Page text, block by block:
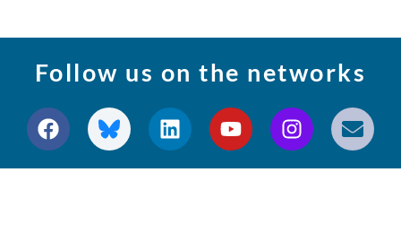
Follow us on the networks